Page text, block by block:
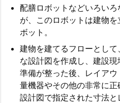
配膳ロボットなどいろい
が、このロボットは建物
ボット。
建物を建てるフローとし
な設計図を作成し、建設
準備が整った後、レイア
量機器やその他の非常に正
設計図で指定された寸法